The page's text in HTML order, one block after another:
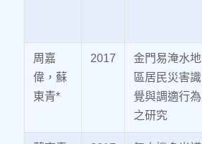
周嘉
偉，蘇
東青*
2017
金門易淹水地
區居民災害識
覺與調適行為
之研究